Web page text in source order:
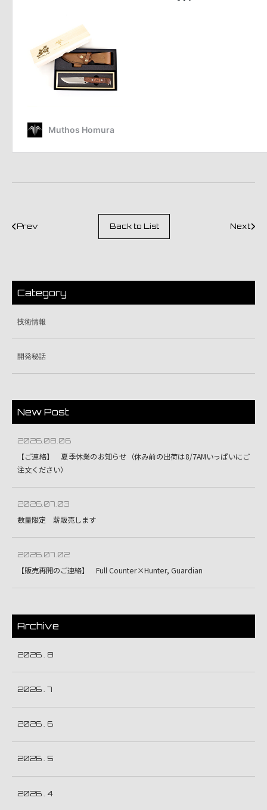
Prev Back to List Next
Category
技術情報
開発秘話
New Post
2026.08.06
【ご連絡】 夏季休業のお知らせ（休み前の出荷は8/7AMいっぱいにご
注文ください）
2026.07.03
数量限定 薪販売します
2026.07.02
【販売再開のご連絡】 Full Counter×Hunter, Guardian
Archive
2026 . 8
2026 . 7
2026 . 6
2026 . 5
2026 . 4